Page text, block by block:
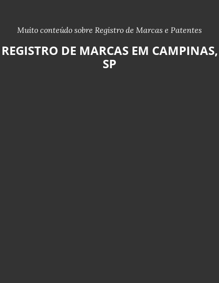
Muito conteúdo sobre Registro de Marcas e Patentes
REGISTRO DE MARCAS EM CAMPINAS,
SP